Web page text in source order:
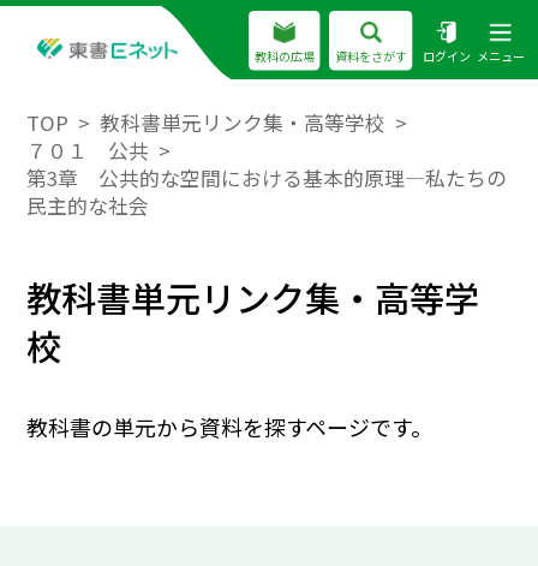
教科の広場 資料をさがす ログイン メニュー
TOP
教科書単元リンク集・高等学校
７０１ 公共
第3章 公共的な空間における基本的原理―私たちの
民主的な社会
教科書単元リンク集・高等学
校
教科書の単元から資料を探すページです。